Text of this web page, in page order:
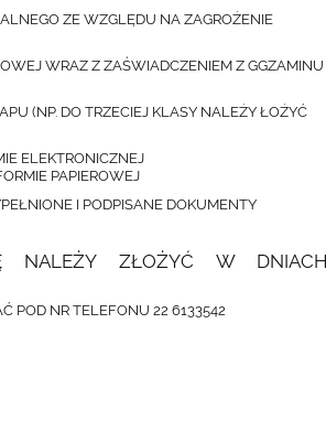
ZE WZGLĘDU NA ZAGROŻENIE
WRAZ Z ZAŚWIADCZENIEM Z GGZAMINU
(NP. DO TRZECIEJ KLASY NALEŻY ŁOŻYĆ
ELEKTRONICZNEJ
PAPIEROWEJ
I PODPISANE DOKUMENTY
NALEŻY ZŁOŻYĆ W DNIACH
POD NR TELEFONU 22 6133542